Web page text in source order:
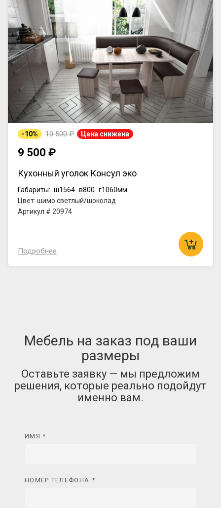
-10% 10 500 ₽ Цена снижена
9 500 ₽
Кухонный уголок Консул эко
Габариты: ш1564 в800 г1060мм
Цвет: шимо светлый/шоколад
Артикул:# 20974
Подробнее
Мебель на заказ под ваши
размеры
Оставьте заявку — мы предложим
решения, которые реально подойдут
именно вам.
ИМЯ *
НОМЕР ТЕЛЕФОНА *